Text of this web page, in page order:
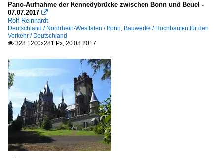
Pano-Aufnahme der Kennedybrücke zwischen Bonn und Beuel -
07.07.2017 
Rolf Reinhardt
Deutschland / Nordrhein-Westfalen / Bonn Bauwerke / Hochbauten für den
Verkehr / Deutschland
 328 1200x281 Px, 20.08.2017